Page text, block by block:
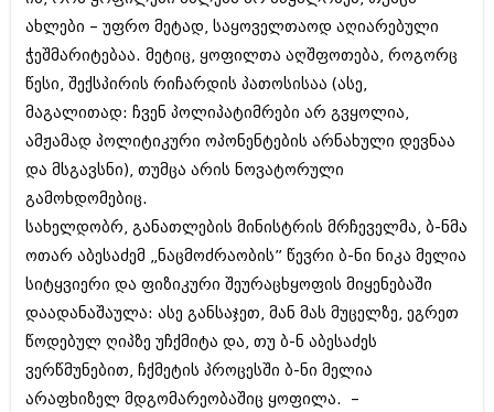
კულინარია
ავტორჩევები
ბიზნესსიახლეები
გვარები
თემიდას სასწორი
იუმორი
კალეიდოსკოპი
ჰოროსკოპი და შეუცნობელი
ბიზნესსიახლეები
გვარები
თემიდას სასწორი
იუმორი
კალეიდოსკოპი
ჰოროსკოპი და შეუცნობელი
კრიმინალი
რომანი და დეტექტივი
სახალისო ამბები
შოუბიზნესი
ახლები – უფრო მეტად, საყოველთაოდ აღიარებული
ჭეშმარიტებაა. მეტიც, ყოფილთა აღშფოთება, როგორც
წესი, შექსპირის რიჩარდის პათოსისაა (ასე,
მაგალითად: ჩვენ პოლიპატიმრები არ გვყოლია,
ამჟამად პოლიტიკური ოპონენტების არნახული დევნაა
და მსგავსნი), თუმცა არის ნოვატორული
გამოხდომებიც.
სახელდობრ, განათლების მინისტრის მრჩეველმა, ბ-ნმა
ოთარ აბესაძემ „ნაცმოძრაობის” წევრი ბ-ნი ნიკა მელია
სიტყვიერი და ფიზიკური შეურაცხყოფის მიყენებაში
დაადანაშაულა: ასე განსაჯეთ, მან მას მუცელზე, ეგრეთ
წოდებულ ღიპზე უჩქმიტა და, თუ ბ-ნ აბესაძეს
ვერწმუნებით, ჩქმეტის პროცესში ბ-ნი მელია
არაფხიზელ მდგომარეობაშიც ყოფილა. –